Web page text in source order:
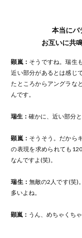
本当にバ
お互いに共
顕嵐： そうですね。瑞生
近い部分があるとは感じ
たところからアングラな
んです。
瑞生：確かに、近い部分
顕嵐： そうそう。だから
の表現を求められても
なんですよ(笑)。
瑞生： 無敵の2人です(笑)
多いよね。
顕嵐： うん、めちゃくちゃ